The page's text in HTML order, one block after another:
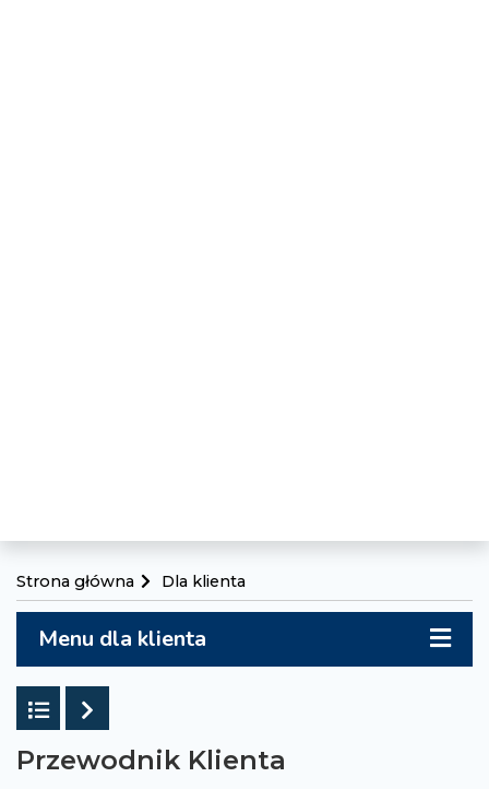
Strona główna Dla klienta
Menu dla klienta
Powrót do listy
Przewodnik Klienta